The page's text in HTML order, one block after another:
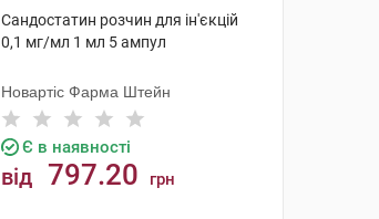
Сандостатин розчин для ін'єкцій
0,1 мг/мл 1 мл 5 ампул
Новартіс Фарма Штейн
Є в наявності
від 797.20 грн